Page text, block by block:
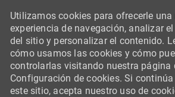
Utilizamos cookies para ofrecerle una
experiencia de navegación, analizar
del sitio y personalizar el contenido.
cómo usamos las cookies y cómo
controlarlas visitando nuestra página
Configuración de cookies. Si
este sitio, acepta nuestro uso de